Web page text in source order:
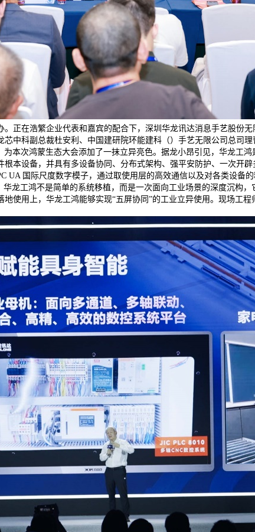
。正在浩繁企业代表和嘉宾的配合下，深圳华龙讯达消息手艺股份
中科副总裁杜安利、中国建研院环能建科（）手艺无限公司总司
本次鸿蒙生态大会添加了一抹立异亮色。据龙小昂引见，华龙工
本设备，并具有多设备协同、分布式架构、强平安防护、一次开
UA 国际尺度数字模子，通过取使用层的高效通信以及对各类设备
龙工鸿不是简单的系统移植，而是一次面向工业场景的深度沉构
使用上，华龙工鸿能够实现“五屏协同”的工业立异使用。现场工